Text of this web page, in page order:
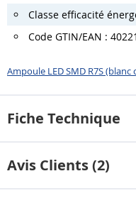
Classe efficacité
Code GTIN/EAN :
Ampoule LED SMD R7S (blanc
Fiche Technique
Avis Clients (2)